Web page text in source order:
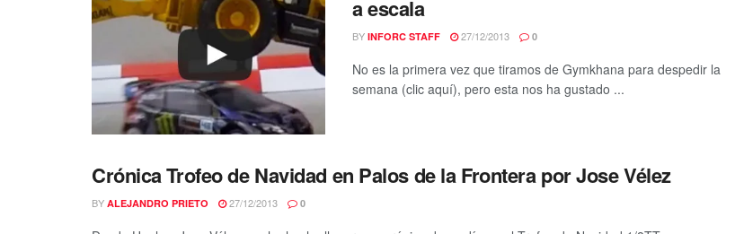
a escala
BY INFORC STAFF 27/12/2013 0
No es la primera vez que tiramos de Gymkhana para despedir la
semana (clic aquí), pero esta nos ha gustado ...
Crónica Trofeo de Navidad en Palos de la Frontera por Jose Vélez
BY ALEJANDRO PRIETO 27/12/2013 0